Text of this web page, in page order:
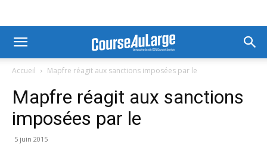
Accueil Mapfre réagit aux sanctions imposées par le
Mapfre réagit aux sanctions
imposées par le
5 juin 2015